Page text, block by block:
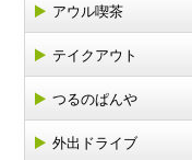
アウル喫茶
テイクアウト
つるのぱんや
外出ドライブ